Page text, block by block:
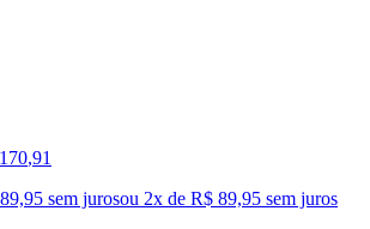
170,91
sem jurosou 2x de R$ 89,95 sem juros